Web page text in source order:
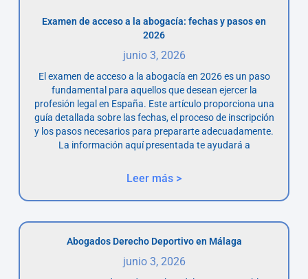
Examen de acceso a la abogacía: fechas y pasos en
2026
junio 3, 2026
El examen de acceso a la abogacía en 2026 es un paso
fundamental para aquellos que desean ejercer la
profesión legal en España. Este artículo proporciona una
guía detallada sobre las fechas, el proceso de inscripción
y los pasos necesarios para prepararte adecuadamente.
La información aquí presentada te ayudará a
Leer más >
Abogados Derecho Deportivo en Málaga
junio 3, 2026